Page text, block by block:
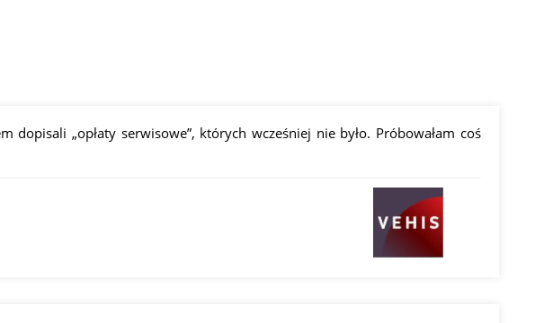
„opłaty serwisowe”, których wcześniej nie było. Próbowałam coś